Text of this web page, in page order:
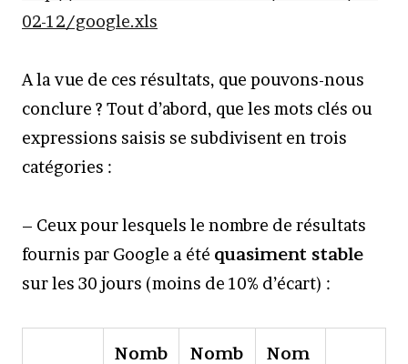
02-12/google.xls
A la vue de ces résultats, que pouvons-nous
conclure ? Tout d’abord, que les mots clés ou
expressions saisis se subdivisent en trois
catégories :
– Ceux pour lesquels le nombre de résultats
fournis par Google a été quasiment stable
sur les 30 jours (moins de 10% d’écart) :
Nomb
Nomb
Nom